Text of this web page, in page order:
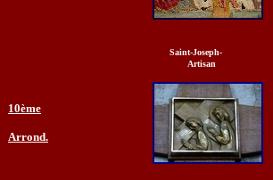
Saint-Joseph-
Artisan
10ème
Arrond.